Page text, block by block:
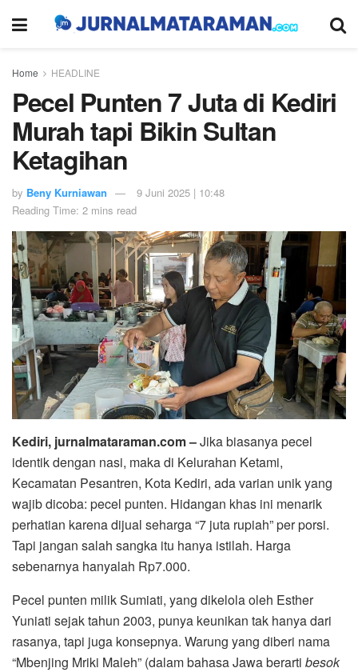
Home HEADLINE
Pecel Punten 7 Juta di Kediri
Murah tapi Bikin Sultan
Ketagihan
by Beny Kurniawan
9 Juni 2025 | 10:48
Reading Time: 2 mins read
Kediri, jurnalmataraman.com –Jika biasanya pecel
identik dengan nasi, maka di Kelurahan Ketami,
Kecamatan Pesantren, Kota Kediri, ada varian unik yang
wajib dicoba: pecel punten. Hidangan khas ini menarik
perhatian karena dijual seharga “7 juta rupiah” per porsi.
Tapi jangan salah sangka itu hanya istilah. Harga
sebenarnya hanyalah Rp7.000.
Pecel punten milik Sumiati, yang dikelola oleh Esther
Yuniati sejak tahun 2003, punya keunikan tak hanya dari
rasanya, tapi juga konsepnya. Warung yang diberi nama
“Mbenjing Mriki Maleh” (dalam bahasa Jawa berarti besok